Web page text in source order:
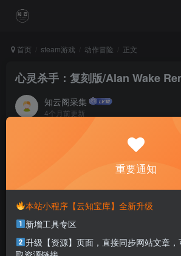
首页 steam游戏 动作冒险 正文
心灵杀手：复刻版/Alan Wake
知云阁采集
4个月前更新
Finger rift,twisted in the
如果你为着错过夕阳而哭泣，那么你就
本站部分资源打包为压缩包以方便分
击解压密码
重要通知
本站小程序【云知宝库】全新升级
新增工具专区
升级【资源】页面，直接同步网站文章